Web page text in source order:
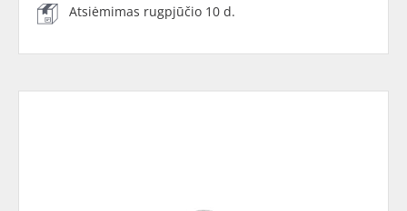
Atsiėmimas rugpjūčio 10 d.